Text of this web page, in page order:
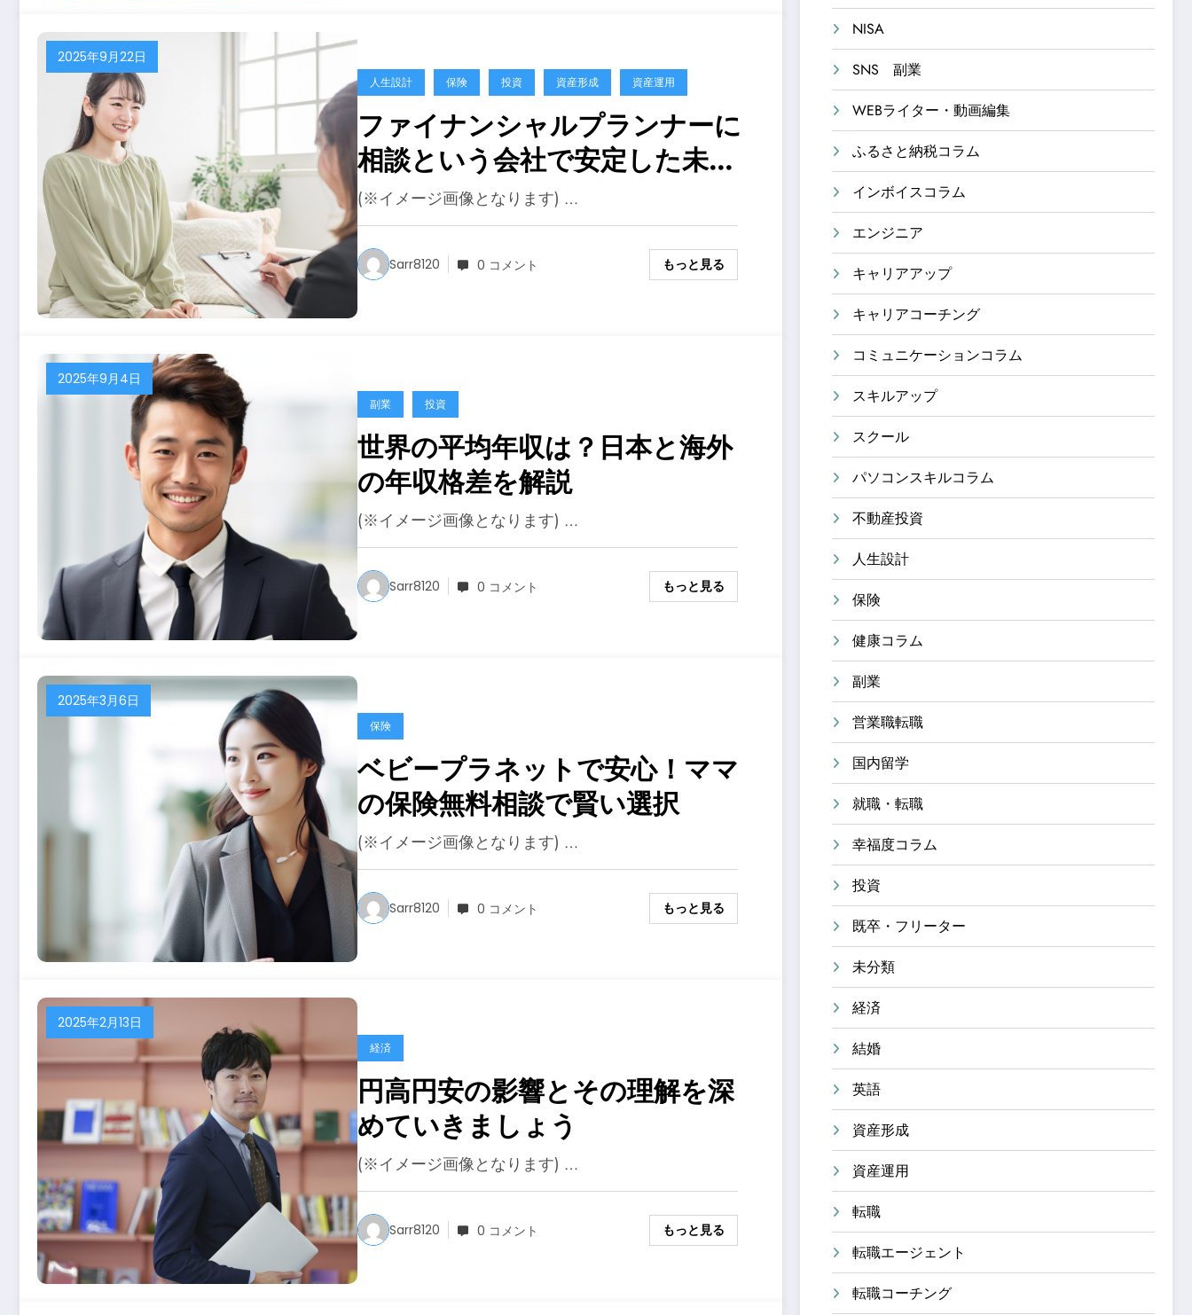
2025年9月22日
人生設計 保険 投資 資産形成 資産運用
ファイナンシャルプランナーに
相談という会社で安定した未来
のための家計の見直しを
(※イメージ画像となります) …
Sarr8120 0 コメント もっと見る
2025年9月4日
副業 投資
世界の平均年収は？日本と海外
の年収格差を解説
(※イメージ画像となります) …
Sarr8120 0 コメント もっと見る
2025年3月6日
保険
ベビープラネットで安心！ママ
の保険無料相談で賢い選択
(※イメージ画像となります) …
Sarr8120 0 コメント もっと見る
2025年2月13日
経済
円高円安の影響とその理解を深
めていきましょう
(※イメージ画像となります) …
Sarr8120 0 コメント もっと見る
NISA
SNS 副業
WEBライター・動画編集
ふるさと納税コラム
インボイスコラム
エンジニア
キャリアアップ
キャリアコーチング
コミュニケーションコラム
スキルアップ
スクール
パソコンスキルコラム
不動産投資
人生設計
保険
健康コラム
副業
営業職転職
国内留学
就職・転職
幸福度コラム
投資
既卒・フリーター
未分類
経済
結婚
英語
資産形成
資産運用
転職
転職エージェント
転職コーチング